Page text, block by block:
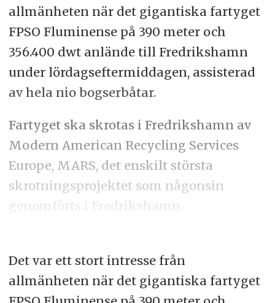
allmänheten när det gigantiska fartyget
FPSO Fluminense på 390 meter och
356.400 dwt anlände till Fredrikshamn
under lördagseftermiddagen, assisterad
av hela nio bogserbåtar.
Fartyget ska skrotas i Fredrikshamn av
Modern American Recycling Services
Europe, MARS, det enskilt största
skrotningsprojektet som någonsin
genomförts i Fredrikshamn.
Det var ett stort intresse från
allmänheten när det gigantiska fartyget